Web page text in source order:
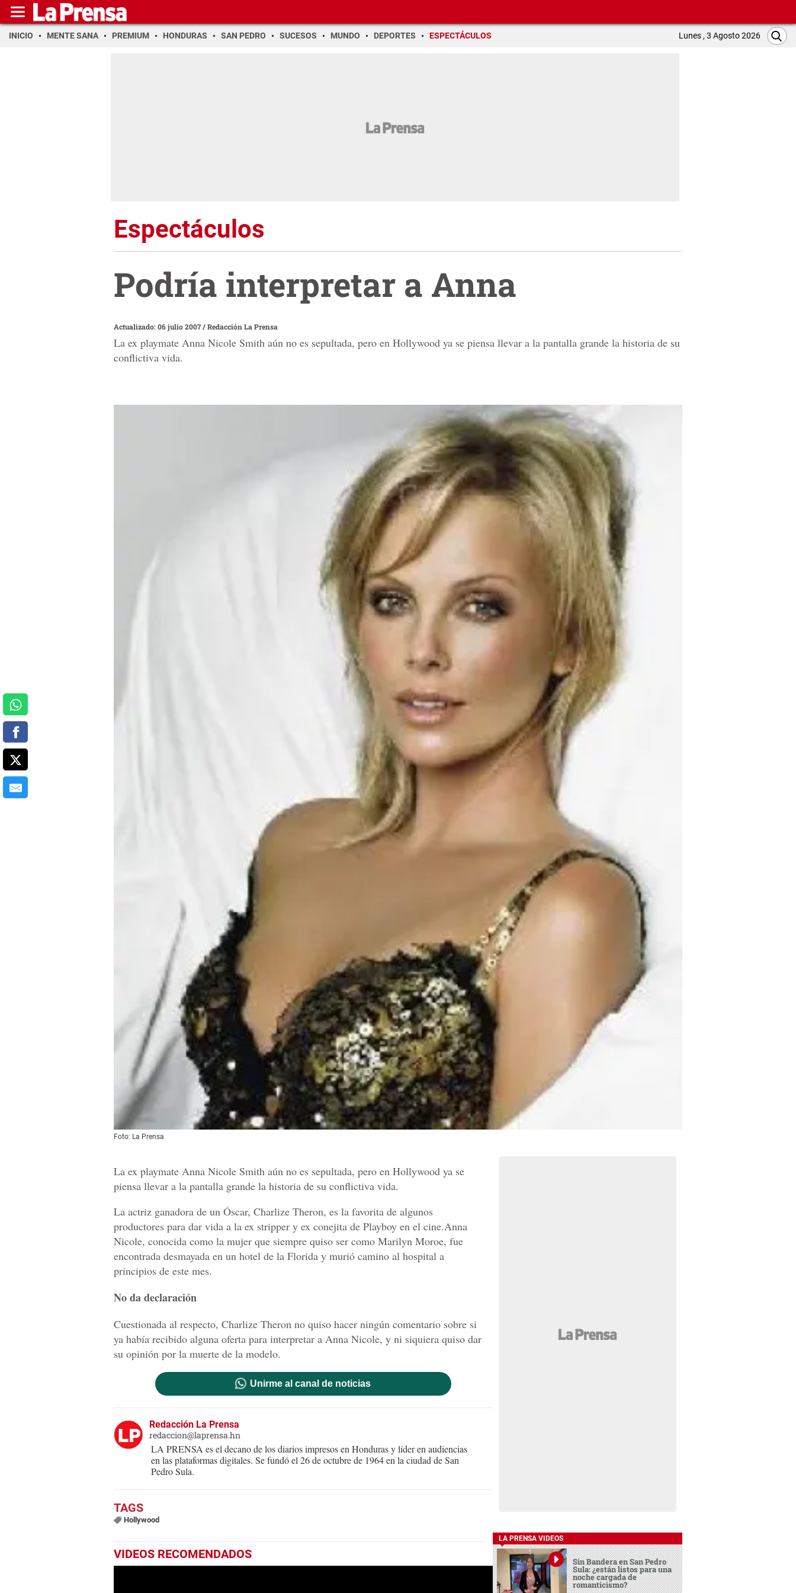
INICIO MENTE SANA PREMIUM HONDURAS SAN PEDRO SUCESOS MUNDO DEPORTES ESPECTÁCULOS Lunes , 3 Agosto 2026
Espectáculos
Podría interpretar a Anna
Actualizado: 06 julio 2007/Redacción La Prensa
La ex playmate Anna Nicole Smith aún no es sepultada, pero en Hollywood ya se piensa llevar a la pantalla grande la historia de su
conflictiva vida.
Foto: La Prensa
La ex playmate Anna Nicole Smith aún no es sepultada, pero en Hollywood ya se
piensa llevar a la pantalla grande la historia de su conflictiva vida.
La actriz ganadora de un Óscar, Charlize Theron, es la favorita de algunos
productores para dar vida a la ex stripper y ex conejita de Playboy en el cine.Anna
Nicole, conocida como la mujer que siempre quiso ser como Marilyn Moroe, fue
encontrada desmayada en un hotel de la Florida y murió camino al hospital a
principios de este mes.
No da declaración
Cuestionada al respecto, Charlize Theron no quiso hacer ningún comentario sobre si
ya había recibido alguna oferta para interpretar a Anna Nicole, y ni siquiera quiso dar
su opinión por la muerte de la modelo.
Unirme al canal de noticias
Redacción La Prensa
redaccion@laprensa.hn
LA PRENSA es el decano de los diarios impresos en Honduras y líder en audiencias
en las plataformas digitales. Se fundó el 26 de octubre de 1964 en la ciudad de San
Pedro Sula.
Hollywood
VIDEOS RECOMENDADOS
LA PRENSA VIDEOS
Sin Bandera en San Pedro
Sula: ¿están listos para una
noche cargada de
romanticismo?